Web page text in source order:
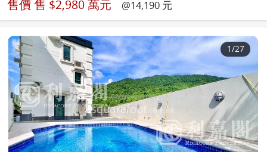
售價 售 $2,980 萬元 @14,190 元
1/27